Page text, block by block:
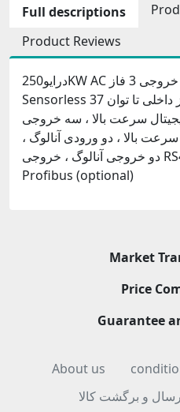
Full descriptions
Product Reviews
درایو250KW AC ورودی 3 فاز ، خروجی 3 فاز VF, Vector
Sensorless دارای یونیت ترمز داخلی تا توان 37kw هشت
سرعت بالا ، سه خروجی
بالا ، دو ورودی آنالوگ ،
دو خروجی آنالوگ ، خروجی RS485 کی پد LCD و کارت
Profibus (optional)
Market
Price
Guarantee
About us
و برگشت کالا